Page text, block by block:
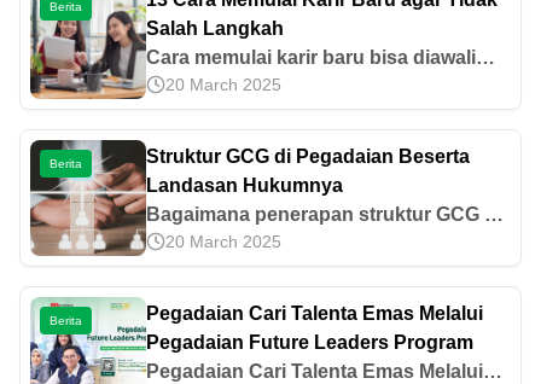
Berita
Salah Langkah
Cara memulai karir baru bisa diawali
dengan mengenali minat dan bakat,
preferensi karir, riset industri, hingga
pengembangan diri. Cek tipsnya di sini!
20 March 2025
Berita
Struktur GCG di Pegadaian Beserta
Landasan Hukumnya
Bagaimana penerapan struktur GCG di
Pegadaian? Simak penjelasan lengkap
mengenai landasan hukum dan peran
tata kelola perusahaannya di sini!
20 March 2025
Berita
Pegadaian Cari Talenta Emas Melalui
Pegadaian Future Leaders Program
Pegadaian Cari Talenta Emas Melalui